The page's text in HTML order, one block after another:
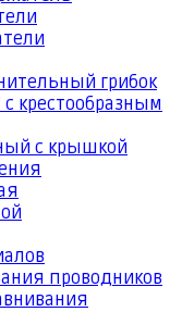
грибок
с крестообразным
с крышкой
проводников